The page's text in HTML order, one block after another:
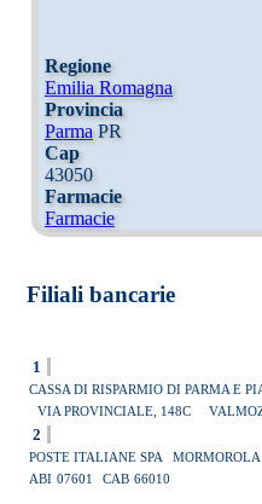
Regione
Emilia Romagna
Provincia
ParmaPR
Cap
43050
Farmacie
Farmacie
Filiali bancarie
1
CASSA DI RISPARMIO DI PARMA E
VIA PROVINCIALE, 148C
2
POSTE ITALIANE SPA MORMOROLA
ABI 07601 CAB 66010